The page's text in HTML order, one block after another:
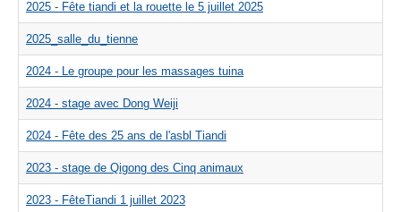
2025 - Fête tiandi et la rouette le 5 juillet 2025
2025_salle_du_tienne
2024 - Le groupe pour les massages tuina
2024 - stage avec Dong Weiji
2024 - Fête des 25 ans de l'asbl Tiandi
2023 - stage de Qigong des Cinq animaux
2023 - FêteTiandi 1 juillet 2023